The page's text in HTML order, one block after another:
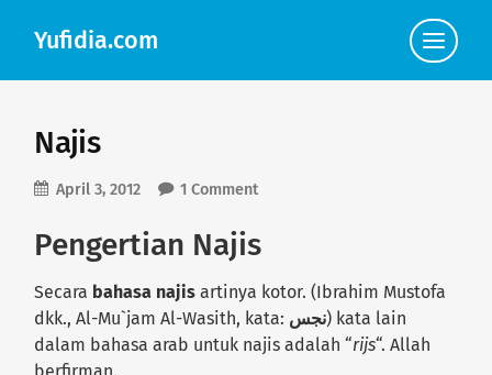
Yufidia.com
Click
to
view
Najis
April 3, 2012 1 Comment
Pengertian Najis
Secara bahasa najis artinya kotor. (Ibrahim Mustofa
dkk., Al-Mu`jam Al-Wasith, kata: نجس) kata lain
dalam bahasa arab untuk najis adalah “rijs“. Allah